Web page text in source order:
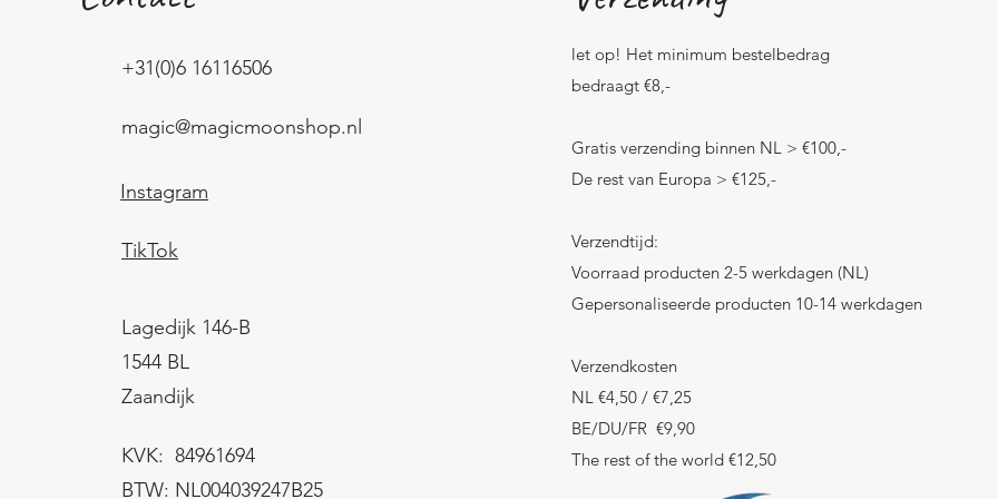
+31(0)6 16116506
magic@magicmoonshop.nl
Instagram
TikTok
Lagedijk 146-B
1544 BL
Zaandijk
KVK: 84961694
BTW: NL004039247B25
let op! Het minimum bestelbedrag
bedraagt €8,-
Gratis verzending binnen NL > €100,-
De rest van Europa > €125,-
Verzendtijd:
Voorraad producten 2-5 werkdagen (NL)
Gepersonaliseerde producten 10-14 werkdagen
Verzendkosten
NL €4,50 / €7,25
BE/DU/FR €9,90
The rest of the world €12,50